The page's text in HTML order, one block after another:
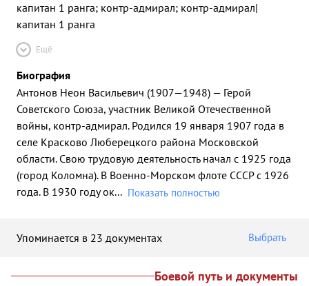
капитан 1 ранга; контр-адмирал; контр-адмирал|
капитан 1 ранга
Ещё
Биография
Антонов Неон Васильевич (1907—1948) — Герой
Советского Союза, участник Великой Отечественной
войны, контр-адмирал. Родился 19 января 1907 года в
селе Красково Люберецкого района Московской
области. Свою трудовую деятельность начал с 1925 года
(город Коломна). В Военно-Морском флоте СССР с 1926
года. В 1930 году ок... Показать полностью
Упоминается в 23 документах Выбрать
Боевой путь и документы